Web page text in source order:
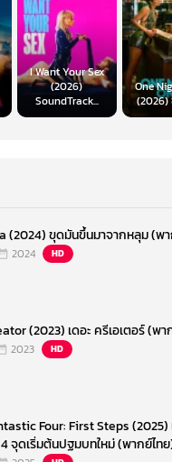
I Want Your Sex
(2026)
SoundTrack...
One
(2026)
(2024) ขุดมันขึ้นมาจากหลุม (พ
2024 HD
(2023) เดอะ ครีเอเตอร์ (พา
2023 HD
Four: First Steps (2025)
จุดเริ่มต้นปฐมบทใหม่ (พากย์ไท